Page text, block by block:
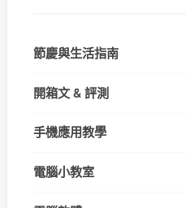
節慶與生活指南
開箱文 & 評測
手機應用教學
電腦小教室